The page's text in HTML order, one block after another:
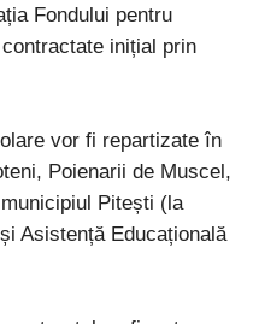
Fondului pentru
inițial prin
vor fi repartizate în
Poienarii de Muscel,
Pitești (la
Asistență Educațională